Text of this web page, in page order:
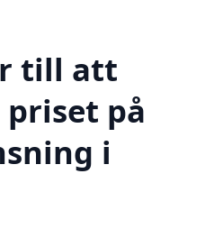
till att
på
i